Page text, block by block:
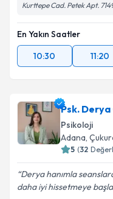
Kurttepe Cad. Petek Apt.
En Yakın Saatler
10:30
11:20
Psk. Derya
Psikoloji
Adana,
5 (32
Derya hanımla
daha iyi hissetmeye